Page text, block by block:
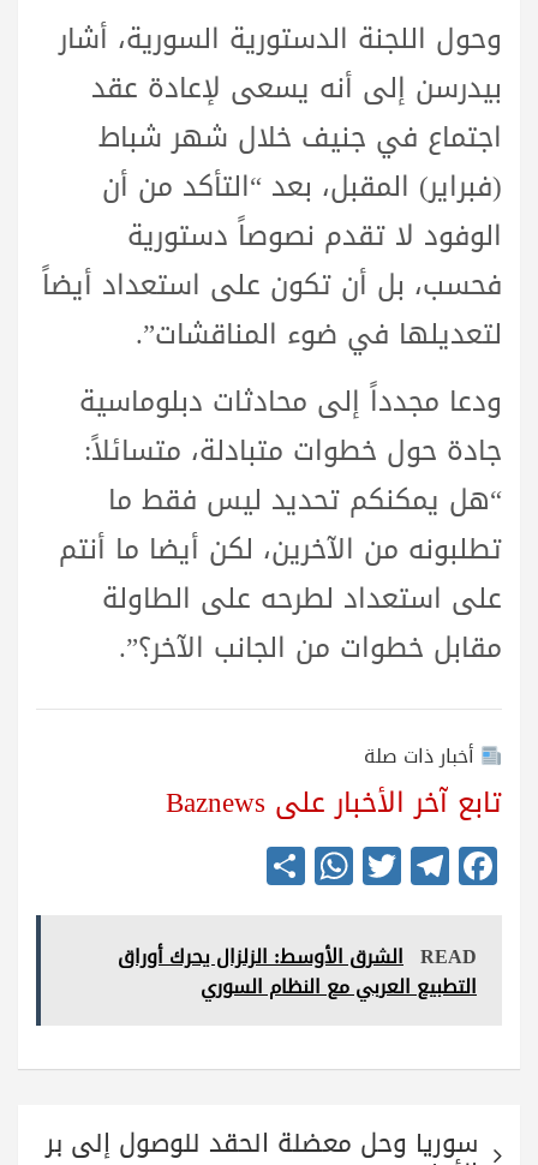
وحول اللجنة الدستورية السورية، أشار
بيدرسن إلى أنه يسعى لإعادة عقد
اجتماع في جنيف خلال شهر شباط
(فبراير) المقبل، بعد “التأكد من أن
الوفود لا تقدم نصوصاً دستورية
فحسب، بل أن تكون على استعداد أيضاً
لتعديلها في ضوء المناقشات”.
ودعا مجدداً إلى محادثات دبلوماسية
جادة حول خطوات متبادلة، متسائلاً:
“هل يمكنكم تحديد ليس فقط ما
تطلبونه من الآخرين، لكن أيضا ما أنتم
على استعداد لطرحه على الطاولة
مقابل خطوات من الجانب الآخر؟”.
أخبار ذات صلة
تابع آخر الأخبار على Baznews
Fa
ce
bo
ok
Te
le
gr
a
m
T
wi
tte
r
W
ha
ts
A
pp
re READ الشرق الأوسط: الزلزال يحرك أوراق
التطبيع العربي مع النظام السوري
سوريا وحل معضلة الحقد للوصول إلى بر